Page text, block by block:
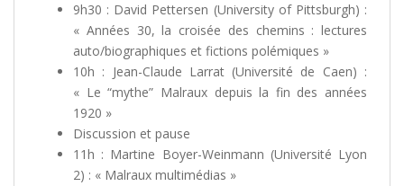
9h30 : David Pettersen (University of Pittsburgh) :
« Années 30, la croisée des chemins : lectures
auto/biographiques et fictions polémiques »
10h : Jean-Claude Larrat (Université de Caen) :
« Le “mythe” Malraux depuis la fin des années
1920 »
Discussion et pause
11h : Martine Boyer-Weinmann (Université Lyon
2) : « Malraux multimédias »